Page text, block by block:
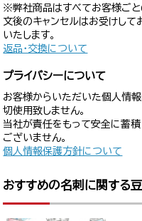
※弊社商品はすべてお客様ごと
文後のキャンセルはお受けして
いたします。
返品・交換について
プライバシーについて
お客様からいただいた個人情
切使用致しません。
当社が責任をもって安全に蓄積
ございません。
個人情報保護方針について
おすすめの名刺に関する